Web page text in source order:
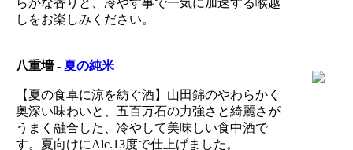
らかな香りと、冷やす事で一気に加速する喉越
しをお楽しみください。
八重墻 - 夏の純米
【夏の食卓に涼を紡ぐ酒】山田錦のやわらかく
奥深い味わいと、五百万石の力強さと綺麗さが
うまく融合した、冷やして美味しい食中酒で
す。夏向けにAlc.13度で仕上げました。